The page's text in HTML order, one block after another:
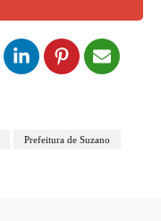
Prefeitura de Suzano